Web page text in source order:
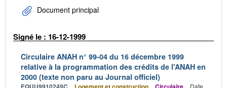
Document principal
Signé le : 16-12-1999
Circulaire ANAH n° 99-04 du 16 décembre 1999
relative à la programmation des crédits de l'ANAH en
2000 (texte non paru au Journal officiel)
Date